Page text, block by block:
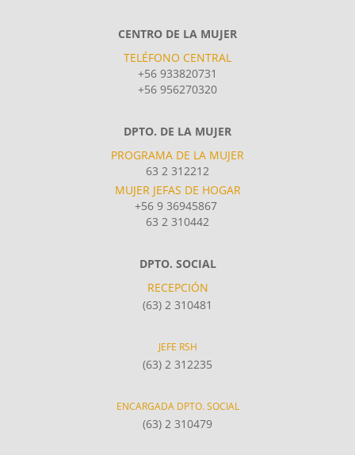
CENTRO DE LA MUJER
TELÉFONO CENTRAL
+56 933820731
+56 956270320
DPTO. DE LA MUJER
PROGRAMA DE LA MUJER
63 2 312212
MUJER JEFAS DE HOGAR
+56 9 36945867
63 2 310442
DPTO. SOCIAL
RECEPCIÓN
(63) 2 310481
JEFE RSH
(63) 2 312235
ENCARGADA DPTO. SOCIAL
(63) 2 310479